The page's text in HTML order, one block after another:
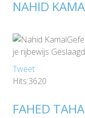
NAHID
je rijbewijs
Tweet
Hits:3620
FAHED TAHA